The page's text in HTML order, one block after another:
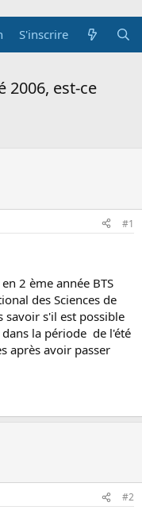
S'inscrire
2006, est-ce
#1
2 ème année BTS
des Sciences de
savoir s'il est possible
la période de l'été
après avoir passer
#2